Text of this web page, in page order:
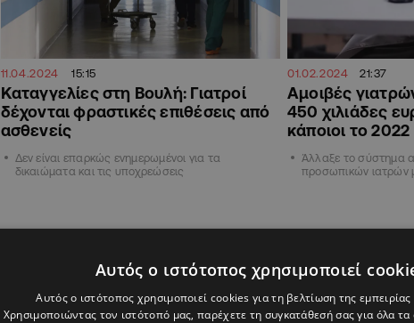
11.04.2024 15:15
Καταγγελίες στη Βουλή: Γιατροί
δέχονται φραστικές επιθέσεις από
ασθενείς
Δεν είναι επαρκώς ενημερωμένοι για τα
δικαιώματα και τις υποχρεώσεις
01.02.2024 21:37
Αμοιβές
450 χιλιάδες
κάποιοι το 2022
Άλλαξε το σύστημα
προσωπικών ιατρών
Αυτός ο ιστότοπος χρησιμοποιεί
Αυτός ο ιστότοπος χρησιμοποιεί cookies για τη βελτίωση της
Χρησιμοποιώντας τον ιστότοπό μας, παρέχετε τη συγκατάθεσή σας για όλα